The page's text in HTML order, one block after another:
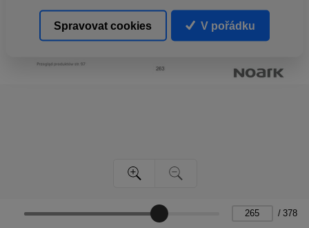
/ 378
Spravovat cookies V pořádku